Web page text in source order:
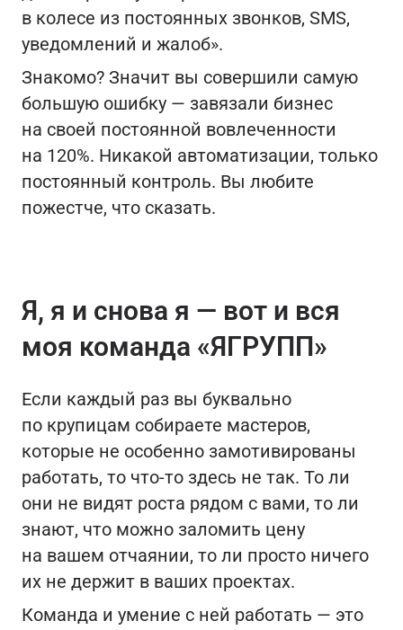
в колесе из постоянных звонков, SMS,
уведомлений и жалоб».
Знакомо? Значит вы совершили самую
большую ошибку — завязали бизнес
на своей постоянной вовлеченности
на 120%. Никакой автоматизации, только
постоянный контроль. Вы любите
пожестче, что сказать.
Я, я и снова я — вот и вся
моя команда «ЯГРУПП»
Если каждый раз вы буквально
по крупицам собираете мастеров,
которые не особенно замотивированы
работать, то что-то здесь не так. То ли
они не видят роста рядом с вами, то ли
знают, что можно заломить цену
на вашем отчаянии, то ли просто ничего
их не держит в ваших проектах.
Команда и умение с ней работать — это